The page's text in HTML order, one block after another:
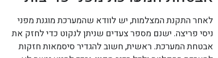
לאחר התקנת המצלמות, יש לוודא שהמערכת מוגנת מפני
ניסי פריצה. ישנם מספר צעדים שניתן לנקוט כדי לחזק את
אבטחת המערכת. ראשית, חשוב להגדיר סיסמאות חזקות